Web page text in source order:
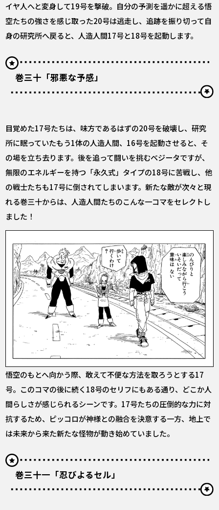
イヤ人へと変身して19号を撃破。自分の予測を遥かに超える悟
空たちの強さを感じ取った20号は逃走し、追跡を振り切って自
身の研究所へ戻ると、人造人間17号と18号を起動します。
巻三十「邪悪な予感」
目覚めた17号たちは、味方であるはずの20号を破壊し、研究
所に眠っていたもう1体の人造人間、16号を起動させると、そ
の場を立ち去ります。後を追って闘いを挑むベジータですが、
無限のエネルギーを持つ「永久式」タイプの18号に苦戦し、他
の戦士たちも17号に倒されてしまいます。新たな敵が次々と現
れる巻三十からは、人造人間たちのこんな一コマをセレクトし
ました！
悟空のもとへ向かう際、敢えて不便な方法を取ろうとする17
号。このコマの後に続く18号のセリフにもある通り、どこか人
間らしさが感じられるシーンです。17号たちの圧倒的な力に対
抗するため、ピッコロが神様との融合を決意する一方、地上で
は未来から来た新たな怪物が動き始めていました。
巻三十一「忍びよるセル」